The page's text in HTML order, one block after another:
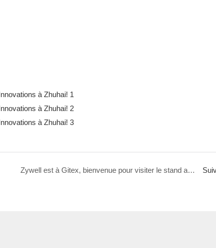
Zywell est à Gitex, bienvenue pour visiter le stand au hall 14-1